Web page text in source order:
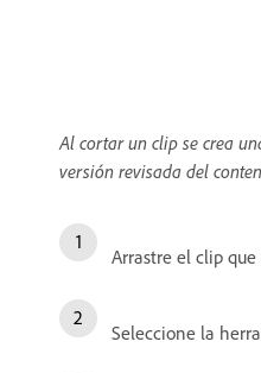
Al cortar un clip se crea
versión revisada del
Arrastre el clip
Seleccione la